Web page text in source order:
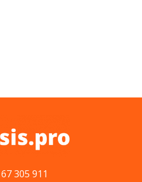
305 911